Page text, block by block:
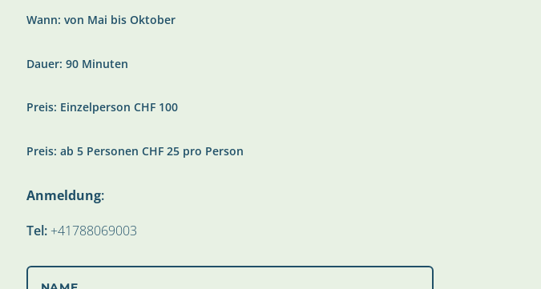
Wann: von Mai bis Oktober
Dauer: 90 Minuten
Preis: Einzelperson CHF 100
Preis: ab 5 Personen CHF 25 pro Person
Anmeldung:
Tel: +41788069003